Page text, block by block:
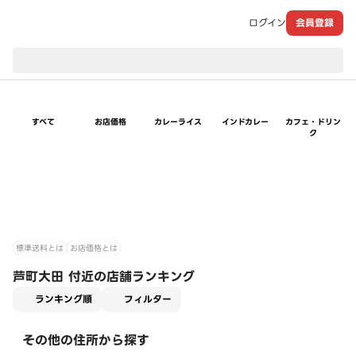
ログイン 会員登録
すべて お店価格 カレーライス インドカレー
カフェ・ドリン
ク
標準送料とは お店価格とは
芦町大田 付近の店舗ランキング
ランキング順 フィルター
その他の住所から探す